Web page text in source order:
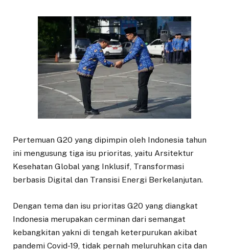
Pertemuan G20 yang dipimpin oleh Indonesia tahun
ini mengusung tiga isu prioritas, yaitu Arsitektur
Kesehatan Global yang Inklusif, Transformasi
berbasis Digital dan Transisi Energi Berkelanjutan.
Dengan tema dan isu prioritas G20 yang diangkat
Indonesia merupakan cerminan dari semangat
kebangkitan yakni di tengah keterpurukan akibat
pandemi Covid-19, tidak pernah meluruhkan cita dan